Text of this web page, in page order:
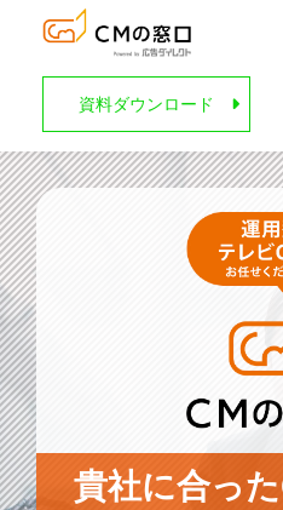
資料ダウンロード
サービ
選ばれ
導入事
メニュ
記事
広告
貴社に合っ